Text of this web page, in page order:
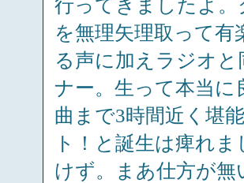
行ってきましたよ
を無理矢理取って
る声に加えラジオ
ナー。生って本当
曲まで3時間近く堪
ト！と誕生は痺れ
けず。まあ仕方が無